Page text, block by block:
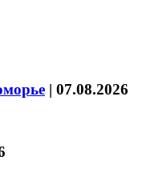
| 07.08.2026